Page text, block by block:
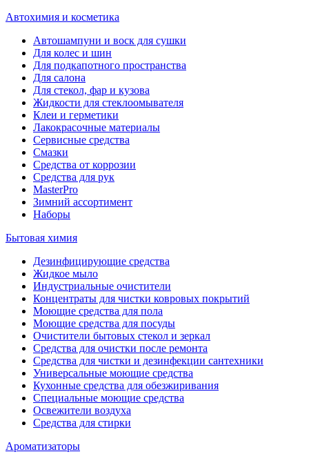
Автохимия и косметика
Автошампуни и воск для сушки
Для колес и шин
Для подкапотного пространства
Для салона
Для стекол, фар и кузова
Жидкости для стеклоомывателя
Клеи и герметики
Лакокрасочные материалы
Сервисные средства
Смазки
Средства от коррозии
Средства для рук
MasterPro
Зимний ассортимент
Наборы
Бытовая химия
Дезинфицирующие средства
Жидкое мыло
Индустриальные очистители
Концентраты для чистки ковровых покрытий
Моющие средства для пола
Моющие средства для посуды
Очистители бытовых стекол и зеркал
Средства для очистки после ремонта
Средства для чистки и дезинфекции сантехники
Универсальные моющие средства
Кухонные средства для обезжиривания
Специальные моющие средства
Освежители воздуха
Средства для стирки
Ароматизаторы